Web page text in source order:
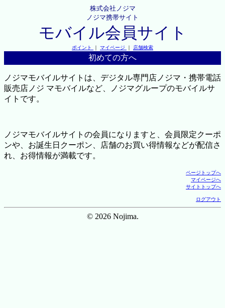
株式会社ノジマ
ノジマ携帯サイト
モバイル会員サイト
ポイント ｜ マイページ ｜ 店舗検索
初めての方へ
ノジマモバイルサイトは、デジタル専門店ノジマ・携帯電話
販売店ノジ マモバイルなど、ノジマグループのモバイルサ
イトです。
ノジマモバイルサイトの会員になりますと、会員限定クーポ
ンや、お誕生日クーポン、店舗のお買い得情報などが配信さ
れ、お得情報が満載です。
ページトップへ
マイページへ
サイトトップへ
ログアウト
© 2026 Nojima.